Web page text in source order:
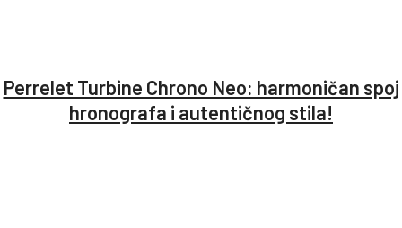
Perrelet Turbine Chrono Neo: harmoničan spoj
hronografa i autentičnog stila!